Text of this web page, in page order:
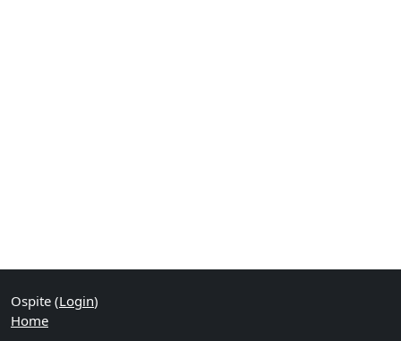
Ospite (Login)
Home